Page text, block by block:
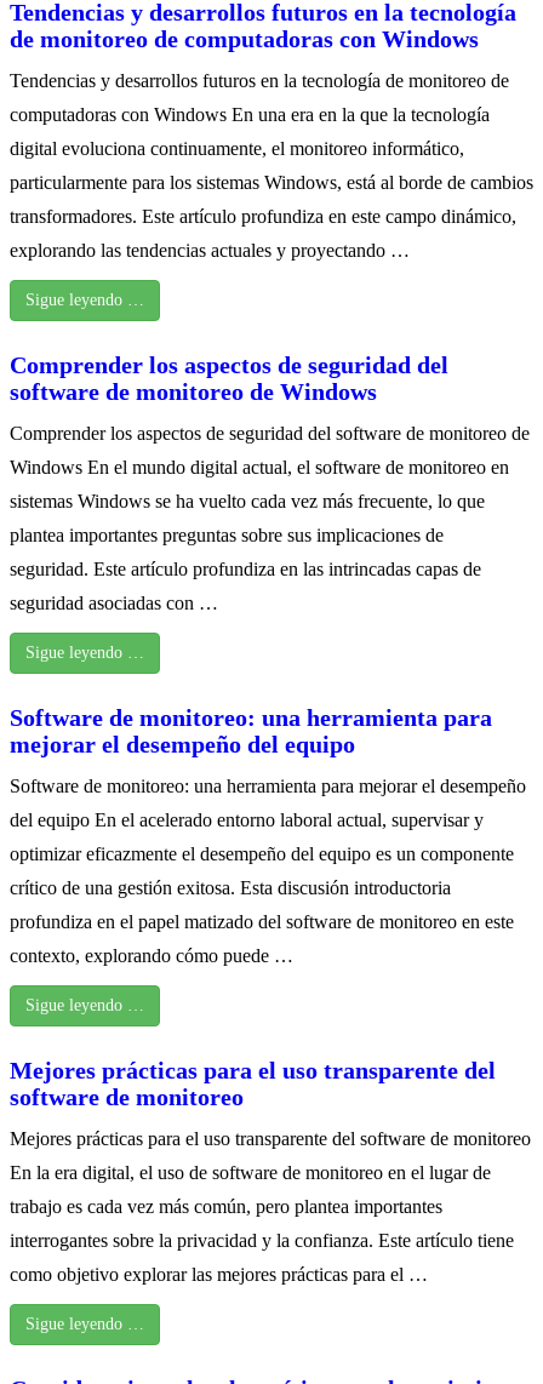
Tendencias y desarrollos futuros en la tecnología
de monitoreo de computadoras con Windows
Tendencias y desarrollos futuros en la tecnología de monitoreo de
computadoras con Windows En una era en la que la tecnología
digital evoluciona continuamente, el monitoreo informático,
particularmente para los sistemas Windows, está al borde de cambios
transformadores. Este artículo profundiza en este campo dinámico,
explorando las tendencias actuales y proyectando …
Sigue leyendo …
Comprender los aspectos de seguridad del
software de monitoreo de Windows
Comprender los aspectos de seguridad del software de monitoreo de
Windows En el mundo digital actual, el software de monitoreo en
sistemas Windows se ha vuelto cada vez más frecuente, lo que
plantea importantes preguntas sobre sus implicaciones de
seguridad. Este artículo profundiza en las intrincadas capas de
seguridad asociadas con …
Sigue leyendo …
Software de monitoreo: una herramienta para
mejorar el desempeño del equipo
Software de monitoreo: una herramienta para mejorar el desempeño
del equipo En el acelerado entorno laboral actual, supervisar y
optimizar eficazmente el desempeño del equipo es un componente
crítico de una gestión exitosa. Esta discusión introductoria
profundiza en el papel matizado del software de monitoreo en este
contexto, explorando cómo puede …
Sigue leyendo …
Mejores prácticas para el uso transparente del
software de monitoreo
Mejores prácticas para el uso transparente del software de monitoreo
En la era digital, el uso de software de monitoreo en el lugar de
trabajo es cada vez más común, pero plantea importantes
interrogantes sobre la privacidad y la confianza. Este artículo tiene
como objetivo explorar las mejores prácticas para el …
Sigue leyendo …